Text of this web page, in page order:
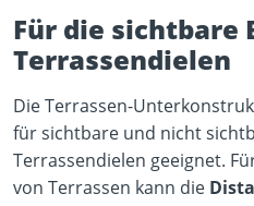
Für die sichtbare
Terrassendielen
Die Terrassen-
für sichtbare und nicht
Terrassendielen geeignet.
von Terrassen kann die